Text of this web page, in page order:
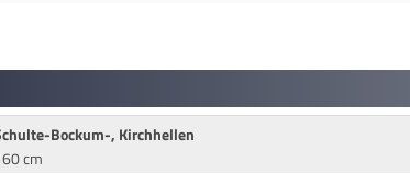
Bockum-, Kirchhellen
cm